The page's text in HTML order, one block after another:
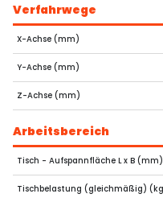
Verfahrwege
X-Achse (mm)
Y-Achse (mm)
Z-Achse (mm)
Arbeitsbereich
Tisch - Aufspannfläche L x B (mm)
Tischbelastung (gleichmäßig)